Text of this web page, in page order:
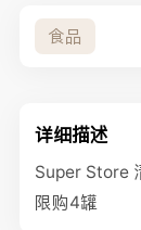
食品
详细描述
Super Store
限购4罐